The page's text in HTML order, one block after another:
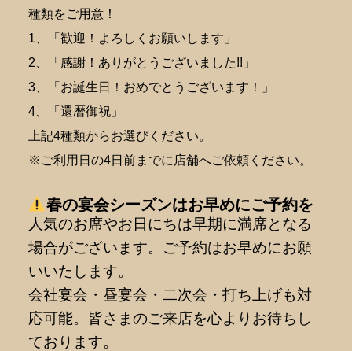
種類をご用意！
1、「歓迎！よろしくお願いします」
2、「感謝！ありがとうございました!!」
3、「お誕生日！おめでとうございます！」
4、「還暦御祝」
上記4種類からお選びください。
※ご利用日の4日前までに店舗へご依頼ください。
春の宴会シーズンはお早めにご予約を
人気のお席やお日にちは早期に満席となる
場合がございます。ご予約はお早めにお願
いいたします。
会社宴会・昼宴会・二次会・打ち上げも対
応可能。皆さまのご来店を心よりお待ちし
ております。